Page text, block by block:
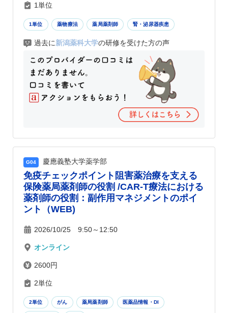
1単位
1単位 薬物療法 薬局薬剤師 腎・泌尿器疾患
過去に新潟薬科大学の研修を受けた方の声
G04 慶應義塾大学薬学部
免疫チェックポイント阻害薬治療を支える
保険薬局薬剤師の役割 /CAR-T療法における
薬剤師の役割：副作用マネジメントのポイ
ント（WEB)
2026/10/25 9:50～12:50
オンライン
2600円
2単位
2単位 がん 薬局薬剤師 医薬品情報・DI